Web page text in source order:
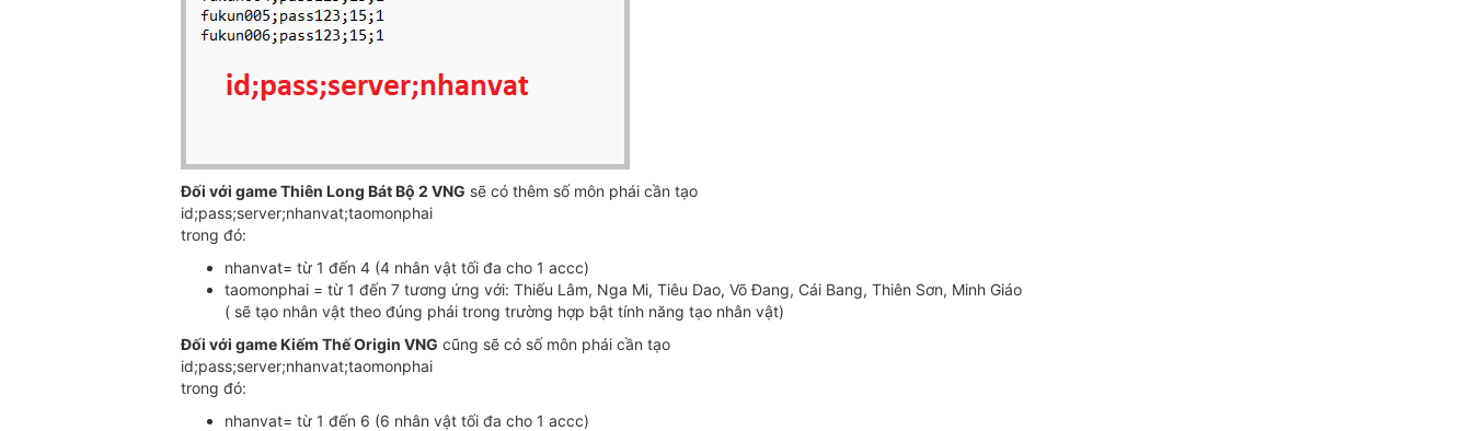
Đối với game Thiên Long Bát Bộ 2 VNG sẽ có thêm số môn phái cần tạo
id;pass;server;nhanvat;taomonphai
trong đó:
nhanvat= từ 1 đến 4 (4 nhân vật tối đa cho 1 accc)
taomonphai = từ 1 đến 7 tương ứng với: Thiếu Lâm, Nga Mi, Tiêu Dao, Võ Đang, Cái Bang, Thiên Sơn, Minh Giáo
( sẽ tạo nhân vật theo đúng phái trong trường hợp bật tính năng tạo nhân vật)
Đối với game Kiếm Thế Origin VNG cũng sẽ có số môn phái cần tạo
id;pass;server;nhanvat;taomonphai
trong đó:
nhanvat= từ 1 đến 6 (6 nhân vật tối đa cho 1 accc)